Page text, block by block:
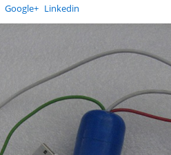
Google+ Linkedin